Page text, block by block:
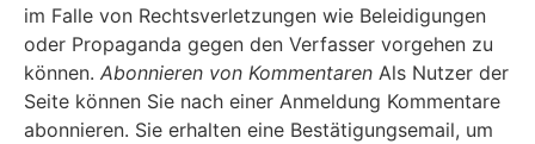
im Falle von Rechtsverletzungen wie Beleidigungen
oder Propaganda gegen den Verfasser vorgehen zu
können. Abonnieren von Kommentaren Als Nutzer der
Seite können Sie nach einer Anmeldung Kommentare
abonnieren. Sie erhalten eine Bestätigungsemail, um